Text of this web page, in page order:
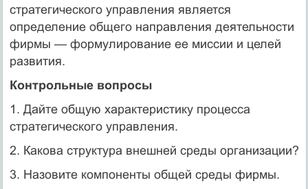
стратегического управления является
определение общего направления деятельности
фирмы — формулирование ее миссии и целей
развития.
Контрольные вопросы
1. Дайте общую характеристику процесса
стратегического управления.
2. Какова структура внешней среды организации?
3. Назовите компоненты общей среды фирмы.